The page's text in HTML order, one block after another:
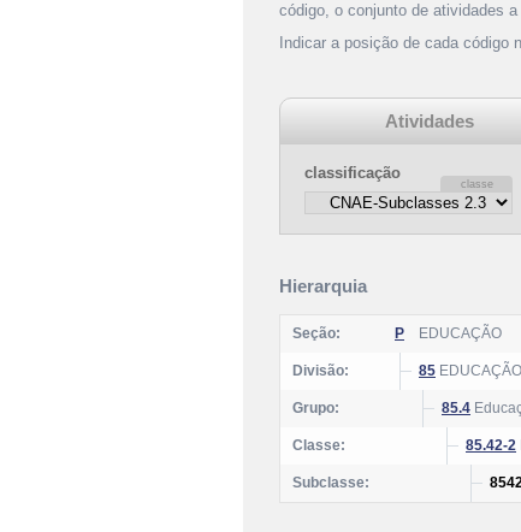
código, o conjunto de atividades
Indicar a posição de cada
Atividades
classificação
Hierarquia
Seção: P EDUCAÇÃO
Divisão: 85 EDUCAÇÃO
Grupo: 85.4
Classe: 85.42-2
Subclasse: